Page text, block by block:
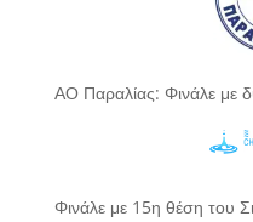
ΑΟ Παραλίας: Φινάλε με
Φινάλε με 15η θέση του